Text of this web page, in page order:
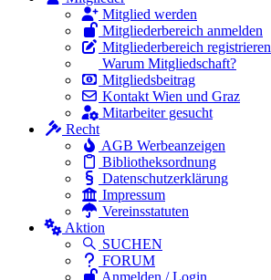
Mitglied werden
Mitgliederbereich anmelden
Mitgliederbereich registrieren
Warum Mitgliedschaft?
Mitgliedsbeitrag
Kontakt Wien und Graz
Mitarbeiter gesucht
Recht
AGB Werbeanzeigen
Bibliotheksordnung
Datenschutzerklärung
Impressum
Vereinsstatuten
Aktion
SUCHEN
FORUM
Anmelden / Login